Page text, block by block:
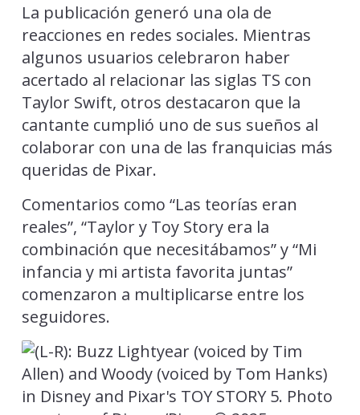
La publicación generó una ola de
reacciones en redes sociales. Mientras
algunos usuarios celebraron haber
acertado al relacionar las siglas TS con
Taylor Swift, otros destacaron que la
cantante cumplió uno de sus sueños al
colaborar con una de las franquicias más
queridas de Pixar.
Comentarios como “Las teorías eran
reales”, “Taylor y Toy Story era la
combinación que necesitábamos” y “Mi
infancia y mi artista favorita juntas”
comenzaron a multiplicarse entre los
seguidores.